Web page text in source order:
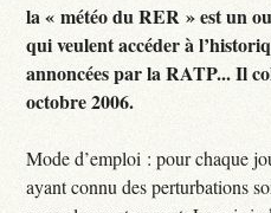
la « météo du RER » est un
qui veulent accéder à
annoncées par la RATP... Il
octobre 2006.
Mode d’emploi : pour chaque
ayant connu des perturbations